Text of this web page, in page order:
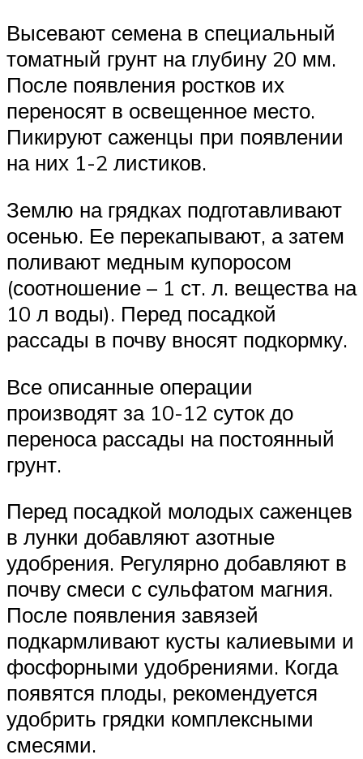
Высевают семена в специальный
томатный грунт на глубину 20 мм.
После появления ростков их
переносят в освещенное место.
Пикируют саженцы при появлении
на них 1-2 листиков.
Землю на грядках подготавливают
осенью. Ее перекапывают, а затем
поливают медным купоросом
(соотношение – 1 ст. л. вещества на
10 л воды). Перед посадкой
рассады в почву вносят подкормку.
Все описанные операции
производят за 10-12 суток до
переноса рассады на постоянный
грунт.
Перед посадкой молодых саженцев
в лунки добавляют азотные
удобрения. Регулярно добавляют в
почву смеси с сульфатом магния.
После появления завязей
подкармливают кусты калиевыми и
фосфорными удобрениями. Когда
появятся плоды, рекомендуется
удобрить грядки комплексными
смесями.